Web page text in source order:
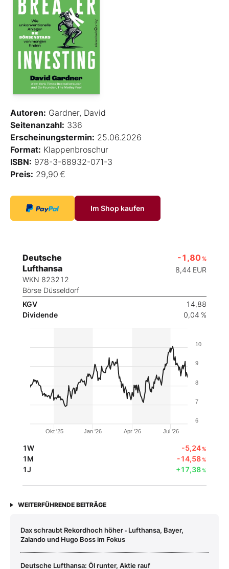
Autoren: Gardner, David
Seitenanzahl: 336
Erscheinungstermin: 25.06.2026
Format: Klappenbroschur
ISBN: 978-3-68932-071-3
Preis: 29,90 €
Im Shop kaufen
Deutsche
Lufthansa
WKN 823212
Börse Düsseldorf
-1,80 %
8,44 EUR
KGV
14,88
Dividende
0,04 %
Okt '25 Jan '26 Apr '26 Jul '26
6
7
8
9
10
1W -5,24%
1M -14,58%
1J +17,38%
WEITERFÜHRENDE BEITRÄGE
Dax schraubt Rekordhoch höher ‑ Lufthansa, Bayer,
Zalando und Hugo Boss im Fokus
Deutsche Lufthansa: Öl runter, Aktie rauf